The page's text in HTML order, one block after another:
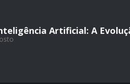
Artificial: A